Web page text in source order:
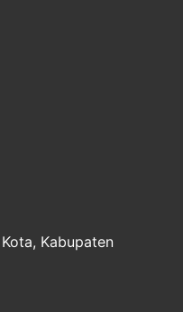
Kabupaten